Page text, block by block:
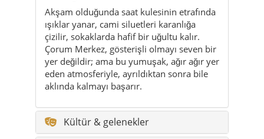
Akşam olduğunda saat kulesinin etrafında
ışıklar yanar, cami siluetleri karanlığa
çizilir, sokaklarda hafif bir uğultu kalır.
Çorum Merkez, gösterişli olmayı seven bir
yer değildir; ama bu yumuşak, ağır ağır yer
eden atmosferiyle, ayrıldıktan sonra bile
aklında kalmayı başarır.
Kültür & gelenekler